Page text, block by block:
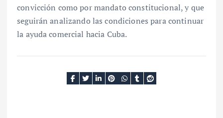
convicción como por mandato constitucional, y que
seguirán analizando las condiciones para continuar
la ayuda comercial hacia Cuba.